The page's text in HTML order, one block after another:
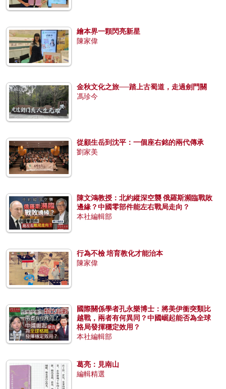
繪本界一顆閃亮新星
陳家偉
金秋文化之旅──踏上古蜀道，走過劍門關
馮珍今
從顧生岳到沈平：一個座右銘的兩代傳承
劉家美
陳文鴻教授：北約縱深空襲 俄羅斯瀕臨戰敗
邊緣？中國零部件能左右戰局走向？
本社編輯部
行為不檢 培育教化才能治本
陳家偉
國際關係學者孔永樂博士：將美伊衝突類比
越戰，兩者有何異同？中國崛起能否為全球
格局發揮穩定效用？
本社編輯部
葛亮：見南山
編輯精選